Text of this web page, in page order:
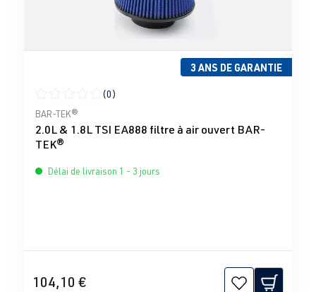
3 ANS DE GARANTIE
Note moyenne de 0 sur 5 étoiles
(0)
BAR-TEK®
2.0L & 1.8L TSI EA888 filtre à air ouvert BAR-
TEK®
Délai de livraison 1 - 3 jours
104,10 €